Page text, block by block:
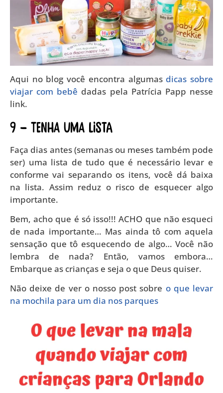
Aqui no blog você encontra algumas dicas sobre
viajar com bebê dadas pela Patrícia Papp nesse
link.
9 – TENHA UMA LISTA
Faça dias antes (semanas ou meses também pode
ser) uma lista de tudo que é necessário levar e
conforme vai separando os itens, você dá baixa
na lista. Assim reduz o risco de esquecer algo
importante.
Bem, acho que é só isso!!! ACHO que não esqueci
de nada importante… Mas ainda tô com aquela
sensação que tô esquecendo de algo… Você não
lembra de nada? Então, vamos embora…
Embarque as crianças e seja o que Deus quiser.
Não deixe de ver o nosso post sobre o que levar
na mochila para um dia nos parques